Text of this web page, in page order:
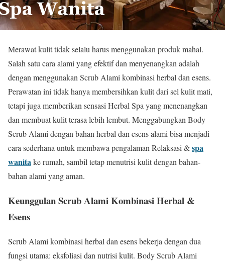
Merawat kulit tidak selalu harus menggunakan produk mahal.
Salah satu cara alami yang efektif dan menyenangkan adalah
dengan menggunakan Scrub Alami kombinasi herbal dan esens.
Perawatan ini tidak hanya membersihkan kulit dari sel kulit mati,
tetapi juga memberikan sensasi Herbal Spa yang menenangkan
dan membuat kulit terasa lebih lembut. Menggabungkan Body
Scrub Alami dengan bahan herbal dan esens alami bisa menjadi
cara sederhana untuk membawa pengalaman Relaksasi &spa
wanitake rumah, sambil tetap menutrisi kulit dengan bahan-
bahan alami yang aman.
Keunggulan Scrub Alami Kombinasi Herbal &
Esens
Scrub Alami kombinasi herbal dan esens bekerja dengan dua
fungsi utama: eksfoliasi dan nutrisi kulit. Body Scrub Alami